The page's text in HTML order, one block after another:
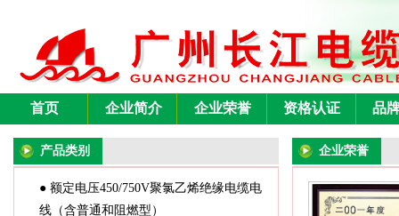
首页 企业简介 企业荣誉 资格认证 品
产品类别
● 额定电压450/750V聚氯乙烯绝缘电缆电
线（含普通和阻燃型）
企业荣誉